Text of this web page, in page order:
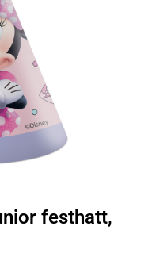
festhatt,